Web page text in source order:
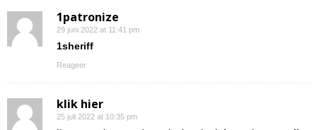
1patronize
29 juni 2022 at 11:41 pm
1sheriff
Reageer
klik hier
25 juli 2022 at 10:35 pm